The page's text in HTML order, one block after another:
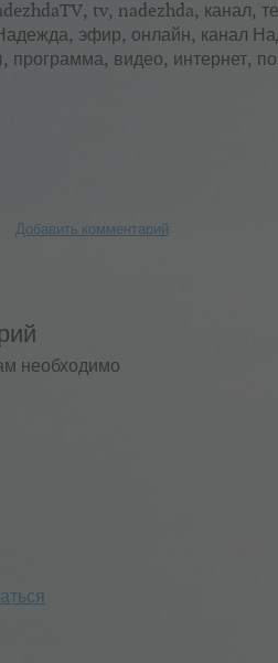
tv, nadezhda, канал,
эфир, онлайн, канал
программа, видео, интернет,
Добавить комментарий
необходимо